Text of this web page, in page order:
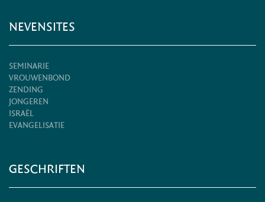
NEVENSITES
SEMINARIE
VROUWENBOND
ZENDING
JONGEREN
ISRAËL
EVANGELISATIE
GESCHRIFTEN